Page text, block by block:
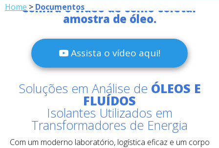
Home > Documentos
Confira o vídeo de como coletar
amostra de óleo.
Assista o vídeo aqui!
Soluções em Análise de ÓLEOS E
FLUÍDOS
Isolantes Utilizados em
Transformadores de Energia
Com um moderno laboratório, logística eficaz e um corpo